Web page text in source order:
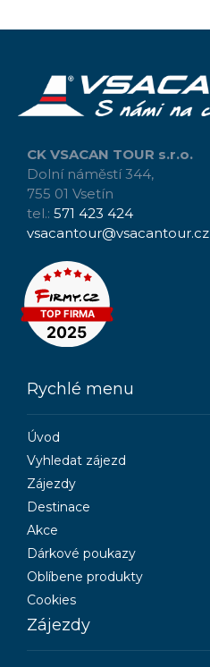
CK VSACAN TOUR s.r.o.
Dolní náměstí 344,
755 01 Vsetín
tel.: 571 423 424
vsacantour@vsacantour.cz
Rychlé menu
Úvod
Vyhledat zájezd
Zájezdy
Destinace
Akce
Dárkové poukazy
Oblíbene produkty
Cookies
Zájezdy